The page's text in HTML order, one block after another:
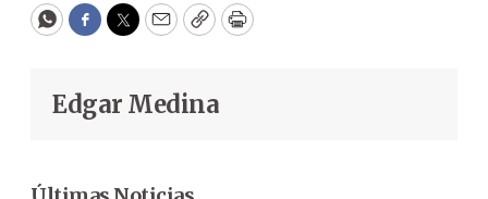
WhatsApp
Facebook
Twitter
EmailCopyPrint
Edgar Medina